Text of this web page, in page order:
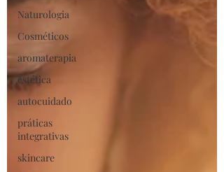
Naturologia
Cosméticos
aromaterapia
estética
autocuidado
práticas
integrativas
skincare